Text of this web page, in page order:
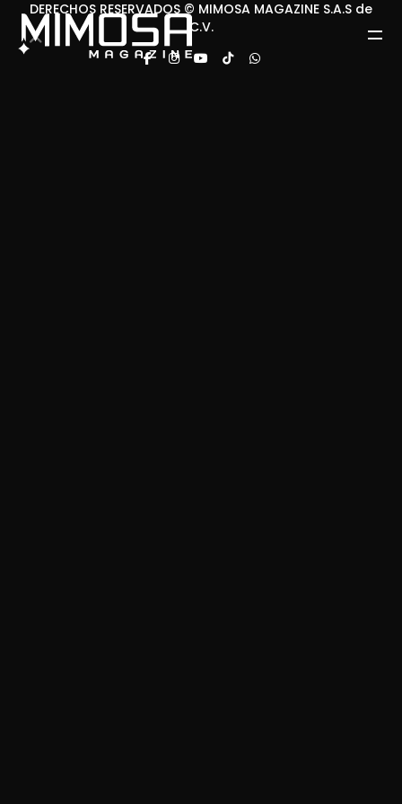
DERECHOS RESERVADOS © MIMOSA MAGAZINE S.A.S de
C.V.